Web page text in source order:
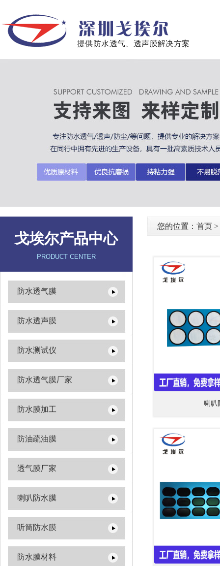
提供防水透气、透声膜解决方案
戈埃尔产品中心
PRODUCT CENTER
防水透气膜
防水透声膜
防水测试仪
防水透气膜厂家
防水膜加工
防油疏油膜
透气膜厂家
喇叭防水膜
听筒防水膜
防水膜材料
您的位置： 首页 >
喇叭